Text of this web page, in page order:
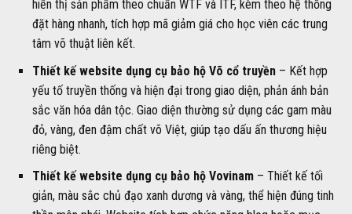
hiển thị sản phẩm theo chuẩn WTF và ITF, kèm theo hệ thống
đặt hàng nhanh, tích hợp mã giảm giá cho học viên các trung
tâm võ thuật liên kết.
Thiết kế website dụng cụ bảo hộ Võ cổ truyền– Kết hợp
yếu tố truyền thống và hiện đại trong giao diện, phản ánh bản
sắc văn hóa dân tộc. Giao diện thường sử dụng các gam màu
đỏ, vàng, đen đậm chất võ Việt, giúp tạo dấu ấn thương hiệu
riêng biệt.
Thiết kế website dụng cụ bảo hộ Vovinam– Thiết kế tối
giản, màu sắc chủ đạo xanh dương và vàng, thể hiện đúng tinh